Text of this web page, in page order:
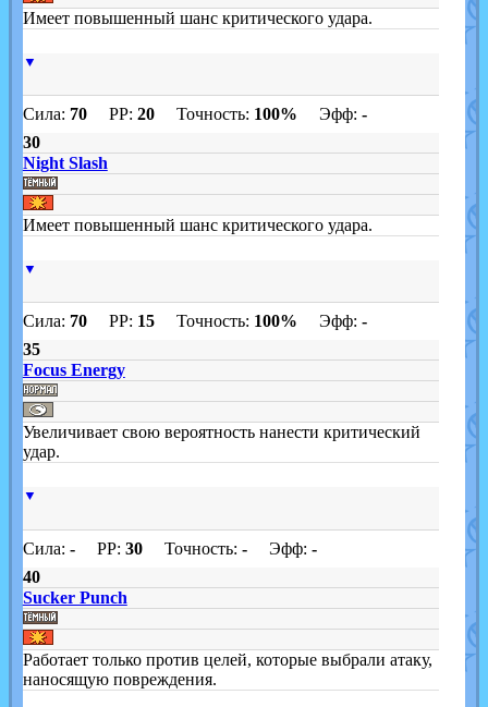
Имеет повышенный шанс критического удара.
▼
Сила: 70PP: 20Точность: 100% Эфф: -
30
Night Slash
Имеет повышенный шанс критического удара.
▼
Сила: 70PP: 15Точность: 100% Эфф: -
35
Focus Energy
Увеличивает свою вероятность нанести критический
удар.
▼
Сила: -PP: 30Точность: -Эфф: -
40
Sucker Punch
Работает только против целей, которые выбрали атаку,
наносящую повреждения.